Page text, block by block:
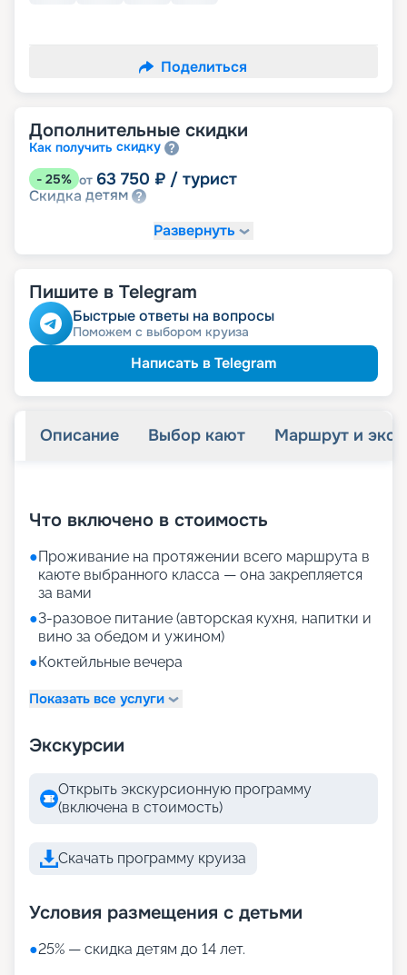
Поделиться
Дополнительные скидки
Как получить скидку
- 25% от 63 750 ₽ / турист
Скидка детям
Развернуть
Пишите в Telegram
Быстрые ответы на вопросы
Поможем с выбором круиза
Написать в Telegram
Описание Выбор кают Маршрут и
Что включено в стоимость
●Проживание на протяжении всего маршрута в
каюте выбранного класса — она закрепляется
за вами
●3-разовое питание (авторская кухня, напитки и
вино за обедом и ужином)
●Коктейльные вечера
Показать все услуги
Экскурсии
Открыть экскурсионную программу
(включена в стоимость)
Скачать программу круиза
Условия размещения с детьми
●25% — скидка детям до 14 лет.